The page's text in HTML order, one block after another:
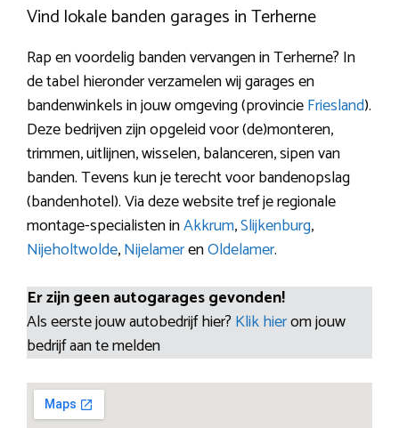
Vind lokale banden garages in Terherne
Rap en voordelig banden vervangen in Terherne? In
de tabel hieronder verzamelen wij garages en
bandenwinkels in jouw omgeving (provincieFriesland).
Deze bedrijven zijn opgeleid voor (de)monteren,
trimmen, uitlijnen, wisselen, balanceren, sipen van
banden. Tevens kun je terecht voor bandenopslag
(bandenhotel). Via deze website tref je regionale
montage-specialisten inAkkrum,Slijkenburg,
Nijeholtwolde,NijelamerenOldelamer.
Er zijn geen autogarages gevonden!
Als eerste jouw autobedrijf hier? Klik hierom jouw
bedrijf aan te melden